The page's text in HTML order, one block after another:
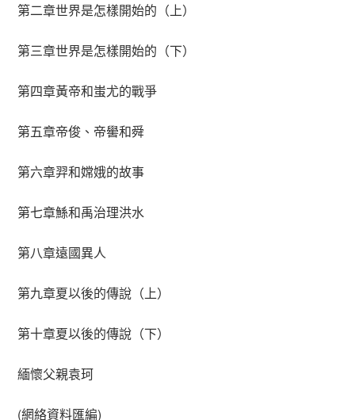
第二章世界是怎樣開始的（上）
第三章世界是怎樣開始的（下）
第四章黃帝和蚩尤的戰爭
第五章帝俊、帝嚳和舜
第六章羿和嫦娥的故事
第七章鯀和禹治理洪水
第八章遠國異人
第九章夏以後的傳說（上）
第十章夏以後的傳說（下）
緬懷父親袁珂
(網絡資料匯編)